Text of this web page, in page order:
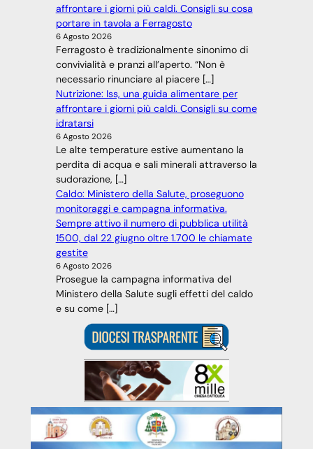
affrontare i giorni più caldi. Consigli su cosa
portare in tavola a Ferragosto
6 Agosto 2026
Ferragosto è tradizionalmente sinonimo di
convivialità e pranzi all’aperto. “Non è
necessario rinunciare al piacere […]
Nutrizione: Iss, una guida alimentare per
affrontare i giorni più caldi. Consigli su come
idratarsi
6 Agosto 2026
Le alte temperature estive aumentano la
perdita di acqua e sali minerali attraverso la
sudorazione, […]
Caldo: Ministero della Salute, proseguono
monitoraggi e campagna informativa.
Sempre attivo il numero di pubblica utilità
1500, dal 22 giugno oltre 1.700 le chiamate
gestite
6 Agosto 2026
Prosegue la campagna informativa del
Ministero della Salute sugli effetti del caldo
e su come […]